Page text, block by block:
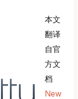
本文
翻译
自官
方文
档
New